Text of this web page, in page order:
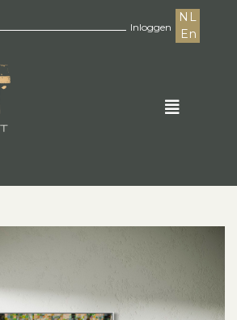
Inloggen
NL
En